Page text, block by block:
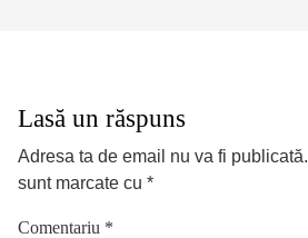
Lasă un răspuns
Adresa ta de email nu va fi publicată.
sunt marcate cu *
Comentariu *